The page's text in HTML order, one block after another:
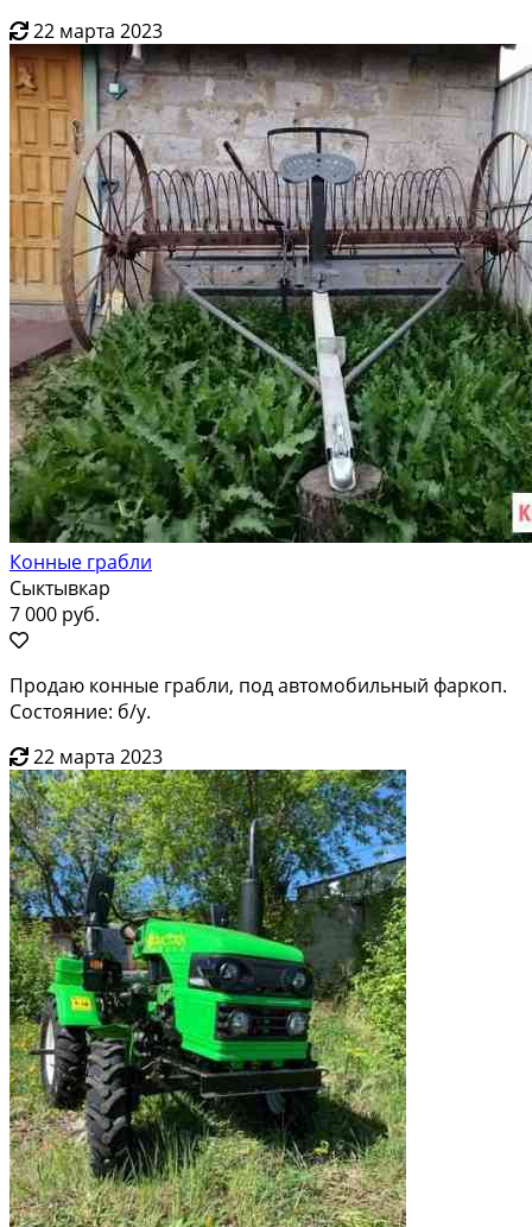
22 марта 2023
Конные грабли
Сыктывкар
7 000 руб.
Продаю конные грабли, под автомобильный фаркоп.
Состояние: б/у.
22 марта 2023